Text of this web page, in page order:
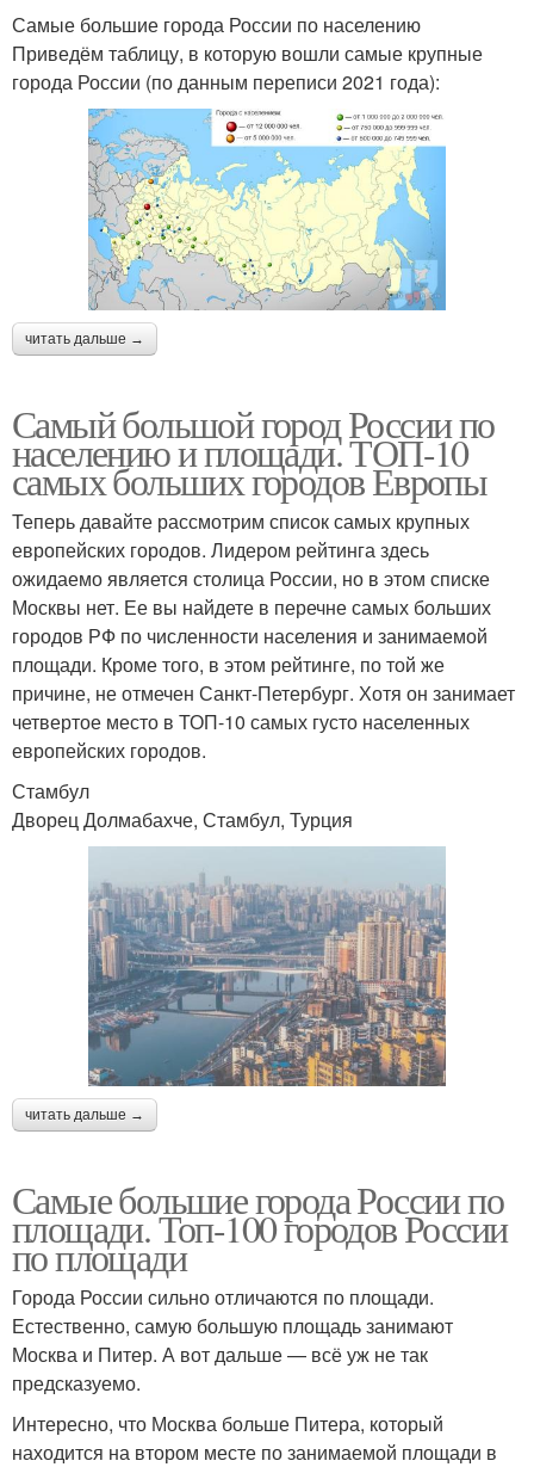
Самые большие города России по населению
Приведём таблицу, в которую вошли самые крупные
города России (по данным переписи 2021 года):
читать дальше →
Самый большой город России по
населению и площади. ТОП-10
самых больших городов Европы
Теперь давайте рассмотрим список самых крупных
европейских городов. Лидером рейтинга здесь
ожидаемо является столица России, но в этом списке
Москвы нет. Ее вы найдете в перечне самых больших
городов РФ по численности населения и занимаемой
площади. Кроме того, в этом рейтинге, по той же
причине, не отмечен Санкт-Петербург. Хотя он занимает
четвертое место в ТОП-10 самых густо населенных
европейских городов.
Стамбул
Дворец Долмабахче, Стамбул, Турция
читать дальше →
Самые большие города России по
площади. Топ-100 городов России
по площади
Города России сильно отличаются по площади.
Естественно, самую большую площадь занимают
Москва и Питер. А вот дальше — всё уж не так
предсказуемо.
Интересно, что Москва больше Питера, который
находится на втором месте по занимаемой площади в